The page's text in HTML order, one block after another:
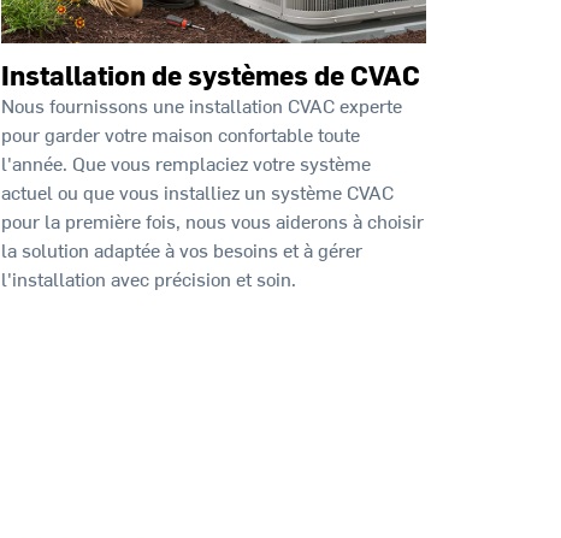
Installation de systèmes de CVAC
Nous fournissons une installation CVAC experte
pour garder votre maison confortable toute
l'année. Que vous remplaciez votre système
actuel ou que vous installiez un système CVAC
pour la première fois, nous vous aiderons à choisir
la solution adaptée à vos besoins et à gérer
l'installation avec précision et soin.